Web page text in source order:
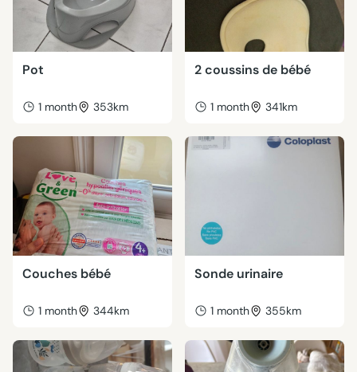
Pot
1 month 353km
2 coussins de bébé
1 month 341km
Couches bébé
1 month 344km
Sonde urinaire
1 month 355km